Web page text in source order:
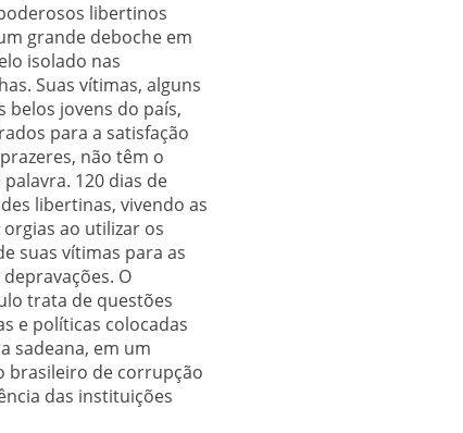
libertinos
grande deboche em
isolado nas
Suas vítimas, alguns
belos jovens do país,
para a satisfação
não têm o
120 dias de
libertinas, vivendo as
ao utilizar os
suas vítimas para as
O
trata de questões
e políticas colocadas
sadeana, em um
brasileiro de corrupção
das instituições